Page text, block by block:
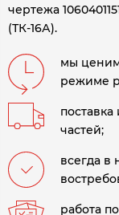
чертежа
(ТК-16А).
мы
режиме
частей;
всегда в
работа